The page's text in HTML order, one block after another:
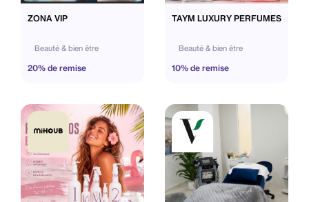
ZONA VIP
Beauté & bien être
20% de remise
TAYM LUXURY PERFUMES
Beauté & bien être
10% de remise